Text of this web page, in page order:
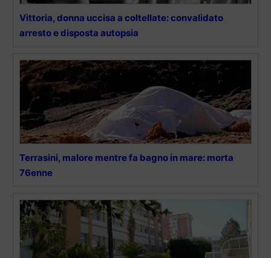
Vittoria, donna uccisa a coltellate: convalidato
arresto e disposta autopsia
Terrasini, malore mentre fa bagno in mare: morta
76enne